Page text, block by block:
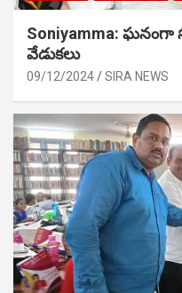
Soniyamma:
వేడుక‌లు
09/12/2024 SIRA NEWS